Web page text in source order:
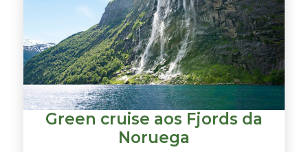
Green cruise aos Fjords da
Noruega